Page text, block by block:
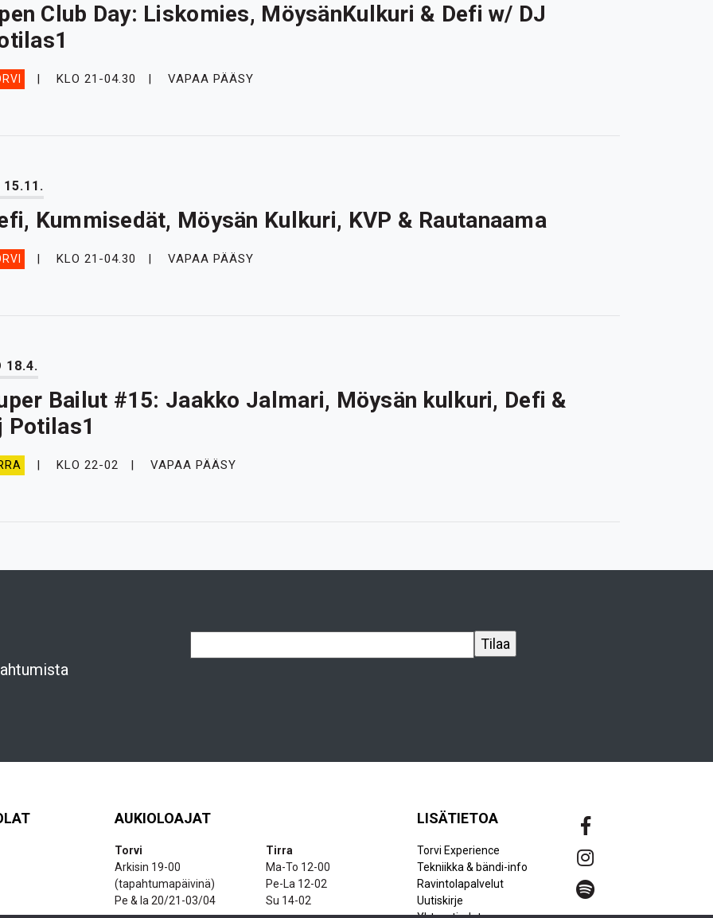
Club Day: Liskomies, MöysänKulkuri & Defi w/ DJ
KLO 21-04.30 VAPAA PÄÄSY
15.11.
Kummisedät, Möysän Kulkuri, KVP & Rautanaama
KLO 21-04.30 VAPAA PÄÄSY
18.4.
Bailut #15: Jaakko Jalmari, Möysän kulkuri, Defi &
Potilas1
KLO 22-02 VAPAA PÄÄSY
AUKIOLOAJAT
Torvi
Arkisin 19-00
(tapahtumapäivinä)
Pe & la 20/21-03/04
Tirra
Ma-To 12-00
Pe-La 12-02
Su 14-02
LISÄTIETOA
Torvi Experience
Tekniikka & bändi-info
Ravintolapalvelut
Uutiskirje